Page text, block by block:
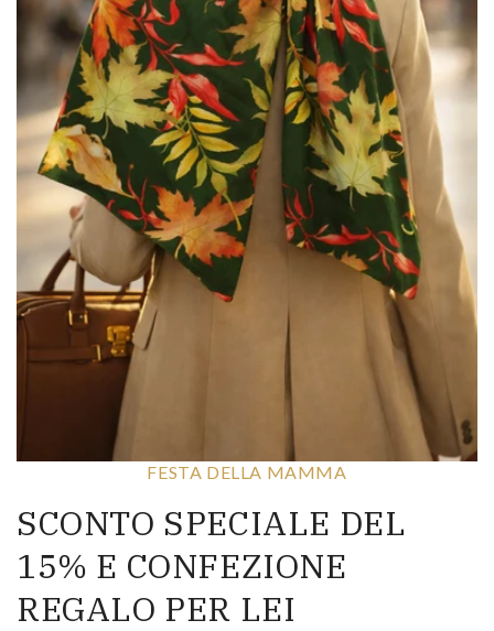
FESTA DELLA MAMMA
SCONTO SPECIALE DEL
15% E CONFEZIONE
REGALO PER LEI